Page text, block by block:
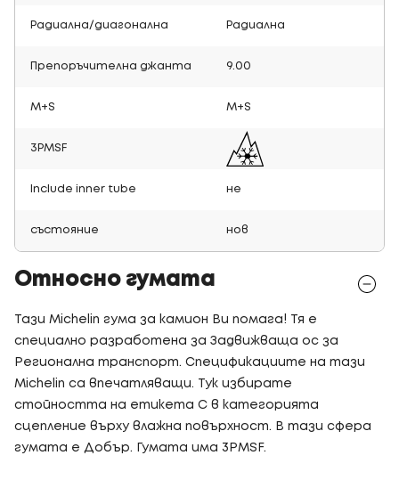
Радиална/диагонална Радиална
Препоръчителна джанта 9.00
M+S M+S
3PMSF
Include inner tube не
състояние нов
Относно гумата
Тази Michelin гума за камион Ви помага! Тя е
специално разработена за Задвижваща ос за
Регионална транспорт. Спецификациите на тази
Michelin са впечатляващи. Тук избирате
стойността на етикета C в категорията
сцепление върху влажна повърхност. В тази сфера
гумата е Добър. Гумата има 3PMSF.